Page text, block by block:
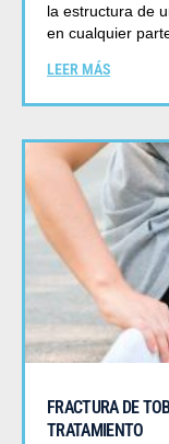
la estructura de
en cualquier
LEER MÁS
FRACTURA DE
TRATAMIENTO